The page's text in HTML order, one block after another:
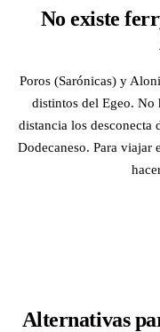
No existe
Poros (Sarónicas) y
distintos del Egeo. No
distancia los desconecta
Dodecaneso. Para viajar
Alternativas